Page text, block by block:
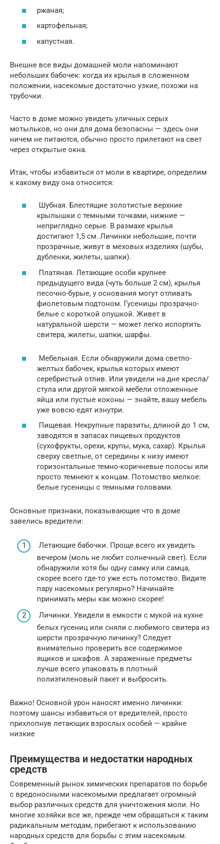
ржаная;
картофельная;
капустная.
Внешне все виды домашней моли напоминают
небольших бабочек: когда их крылья в сложенном
положении, насекомые достаточно узкие, похожи на
трубочки.
Часто в доме можно увидеть уличных серых
мотыльков, но они для дома безопасны — здесь они
ничем не питаются, обычно просто прилетают на свет
через открытые окна.
Итак, чтобы избавиться от моли в квартире, определим
к какому виду она относится:
Шубная. Блестящие золотистые верхние
крылышки с темными точками, нижние —
неприглядно серые. В размахе крылья
достигают 1,5 см. Личинки небольшие, почти
прозрачные, живут в меховых изделиях (шубы,
дубленки, жилеты, шапки).
Платяная. Летающие особи крупнее
предыдущего вида (чуть больше 2 см), крылья
песочно-бурые, у основания могут отливать
фиолетовым подтоном. Гусеницы прозрачно-
белые с короткой опушкой. Живет в
натуральной шерсти — может легко испортить
свитера, жилеты, шапки, шарфы.
Мебельная. Если обнаружили дома светло-
желтых бабочек, крылья которых имеют
серебристый отлив. Или увидели на дне кресла/
стула или другой мягкой мебели отложенные
яйца или пустые коконы — знайте, вашу мебель
уже вовсю едят изнутри.
Пищевая. Некрупные паразиты, длиной до 1 см,
заводятся в запасах пищевых продуктов
(сухофрукты, орехи, крупы, мука, сахар). Крылья
сверху светлые, от середины к низу имеют
горизонтальные темно-коричневые полосы или
просто темнеют к концам. Потомство мелкое:
белые гусеницы с темными головами.
Основные признаки, показывающие что в доме
завелись вредители:
Летающие бабочки. Проще всего их увидеть
вечером (моль не любит солнечный свет). Если
обнаружили хотя бы одну самку или самца,
скорее всего где-то уже есть потомство. Видите
пару насекомых регулярно? Начинайте
принимать меры как можно скорее!
Личинки. Увидели в емкости с мукой на кухне
белых гусениц или сняли с любимого свитера из
шерсти прозрачную личинку? Следует
внимательно проверить все содержимое
ящиков и шкафов. А зараженные предметы
лучше всего упаковать в плотный
полиэтиленовый пакет и выбросить.
Важно! Основной урон наносят именно личинки:
поэтому шансы избавиться от вредителей, просто
прихлопнув летающих взрослых особей — крайне
низкие
Преимущества и недостатки народных
средств
Современный рынок химических препаратов по борьбе
с вредоносными насекомыми предлагает огромный
выбор различных средств для уничтожения моли. Но
многие хозяйки все же, прежде чем обращаться к таким
радикальным методам, прибегают к использованию
народных средств для борьбы с этим насекомым.